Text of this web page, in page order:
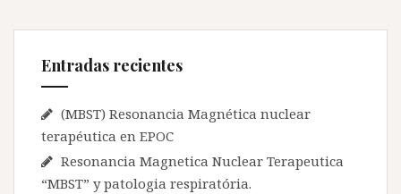
r
Entradas recientes
(MBST) Resonancia Magnética nuclear
terapéutica en EPOC
Resonancia Magnetica Nuclear Terapeutica
“MBST” y patologia respiratória.